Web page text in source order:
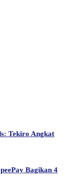
Tekiro Angkat
Bagikan 4